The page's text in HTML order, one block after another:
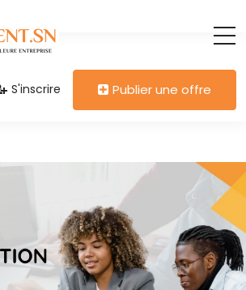
S'inscrire Publier une offre